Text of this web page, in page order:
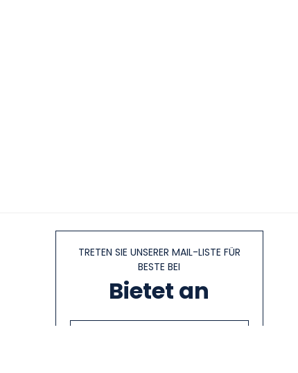
TRETEN SIE UNSERER MAIL-LISTE FÜR
BESTE BEI
Bietet an